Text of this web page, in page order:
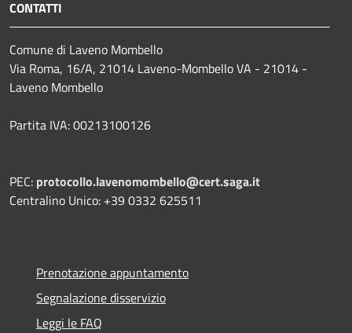
CONTATTI
Comune di Laveno Mombello
Via Roma, 16/A, 21014 Laveno-Mombello VA - 21014 -
Laveno Mombello
Partita IVA: 00213100126
PEC: protocollo.lavenomombello@cert.saga.it
Centralino Unico: +39 0332 625511
Prenotazione appuntamento
Segnalazione disservizio
Leggi le FAQ